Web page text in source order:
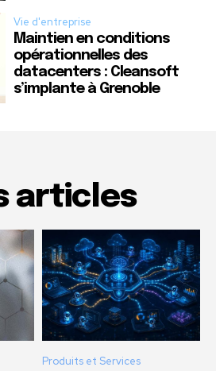
Vie d'entreprise
Maintien en conditions
opérationnelles des
datacenters : Cleansoft
s’implante à Grenoble
articles
Produits et Services